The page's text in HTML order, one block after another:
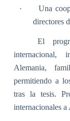
·
Una
directores
El
internacional,
Alemania,
permitiendo a
tras la tesis.
internacionales a